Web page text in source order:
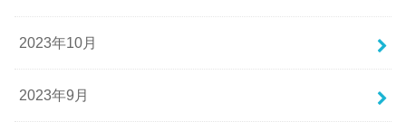
2023年10月
2023年9月